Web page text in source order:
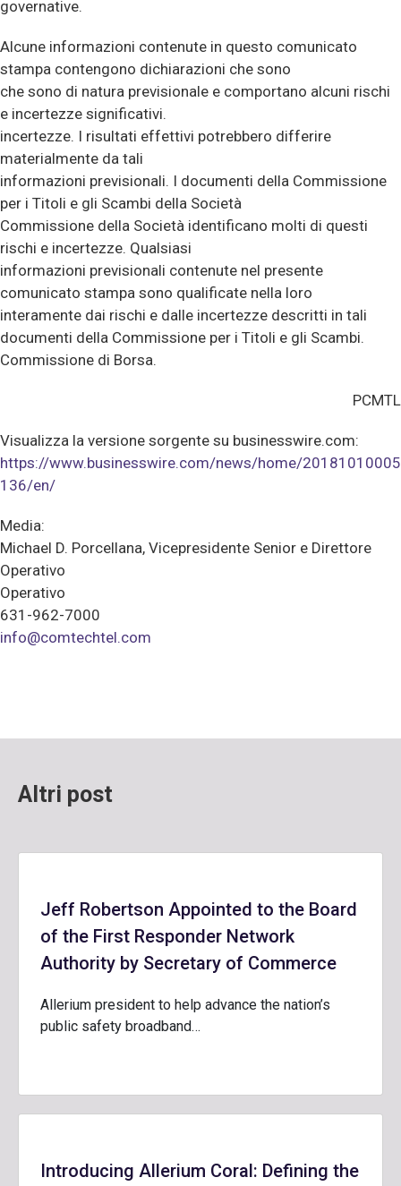
governative.
Alcune informazioni contenute in questo comunicato
stampa contengono dichiarazioni che sono
che sono di natura previsionale e comportano alcuni rischi
e incertezze significativi.
incertezze. I risultati effettivi potrebbero differire
materialmente da tali
informazioni previsionali. I documenti della Commissione
per i Titoli e gli Scambi della Società
Commissione della Società identificano molti di questi
rischi e incertezze. Qualsiasi
informazioni previsionali contenute nel presente
comunicato stampa sono qualificate nella loro
interamente dai rischi e dalle incertezze descritti in tali
documenti della Commissione per i Titoli e gli Scambi.
Commissione di Borsa.
PCMTL
Visualizza la versione sorgente su businesswire.com:
https://www.businesswire.com/news/home/20181010005
136/en/
Media:
Michael D. Porcellana, Vicepresidente Senior e Direttore
Operativo
Operativo
631-962-7000
info@comtechtel.com
Altri post
Jeff Robertson Appointed to the Board
of the First Responder Network
Authority by Secretary of Commerce
Allerium president to help advance the nation’s
public safety broadband…
Introducing Allerium Coral: Defining the